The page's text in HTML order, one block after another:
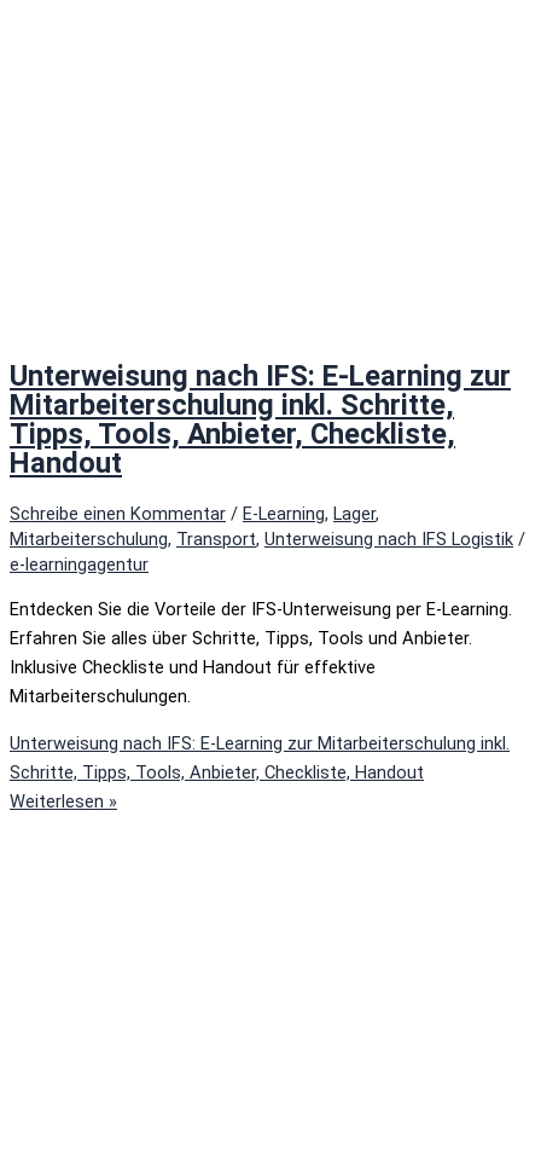
Unterweisung nach IFS: E-Learning zur
Mitarbeiterschulung inkl. Schritte,
Tipps, Tools, Anbieter, Checkliste,
Handout
Schreibe einen Kommentar / E-Learning, Lager,
Mitarbeiterschulung, Transport, Unterweisung nach IFS Logistik /
e-learningagentur
Entdecken Sie die Vorteile der IFS-Unterweisung per E-Learning.
Erfahren Sie alles über Schritte, Tipps, Tools und Anbieter.
Inklusive Checkliste und Handout für effektive
Mitarbeiterschulungen.
Unterweisung nach IFS: E-Learning zur Mitarbeiterschulung inkl.
Schritte, Tipps, Tools, Anbieter, Checkliste, Handout
Weiterlesen »